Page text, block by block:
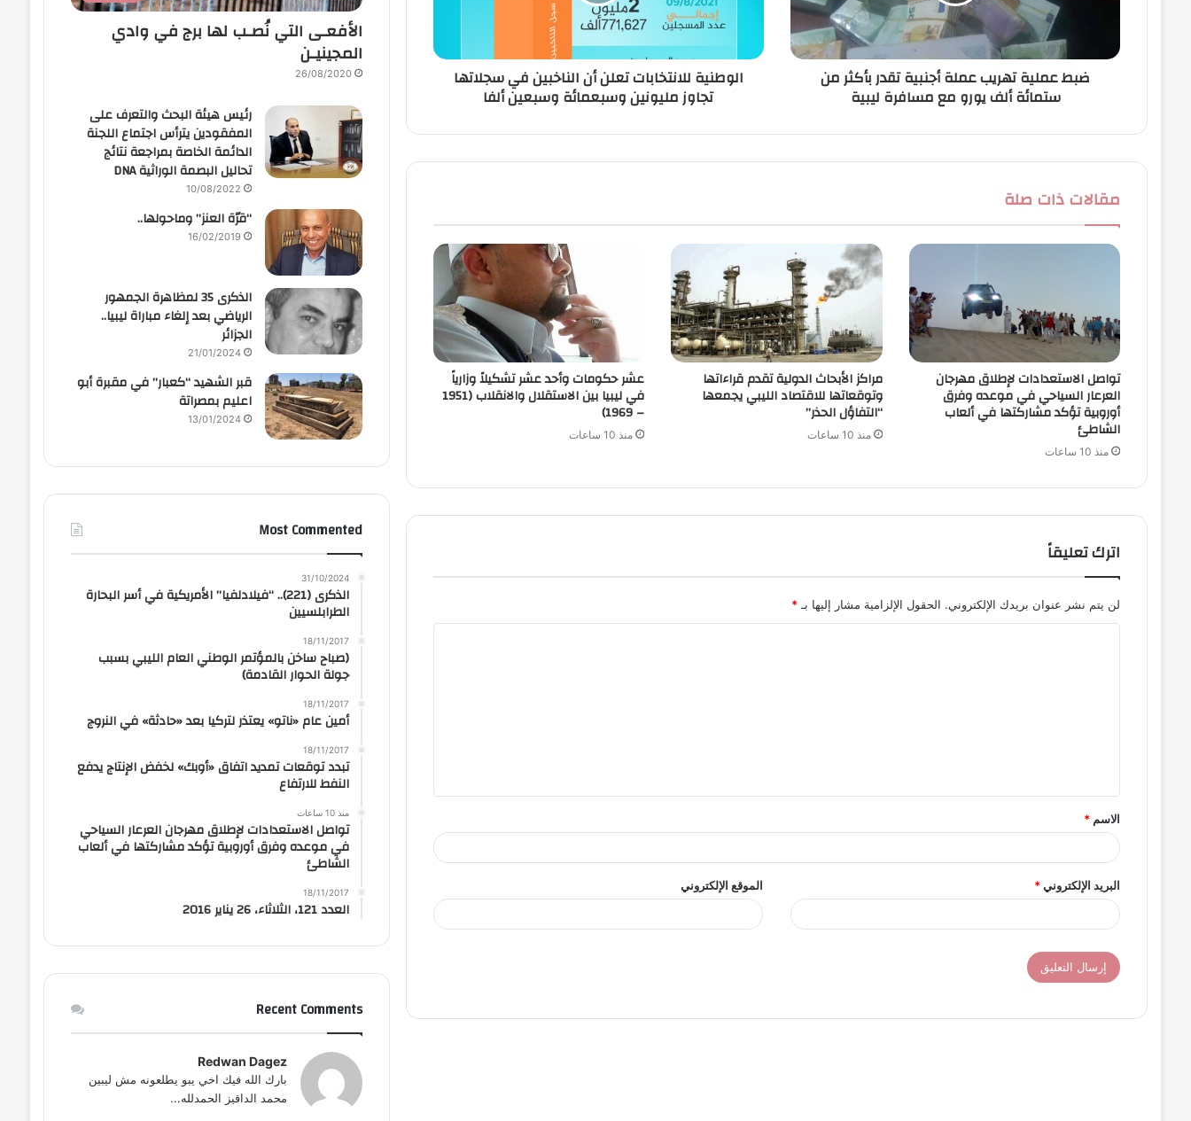
ضبط عملية تهريب عملة أجنبية تقدر بأكثر من
ستمائة ألف يورو مع مسافرة ليبية
الوطنية للانتخابات تعلن أن الناخبين في سجلاتها
تجاوز مليونين وسبعمائة وسبعين ألفا
مقالات ذات صلة
تواصل الاستعدادات لإطلاق مهرجان
العرعار السياحي في موعده وفرق
أوروبية تؤكد مشاركتها في ألعاب
الشاطئ
منذ 10 ساعات
مراكز الأبحاث الدولية تقدم قراءاتها
وتوقعاتها للاقتصاد الليبي يجمعها
“التفاؤل الحذر”
منذ 10 ساعات
عشر حكومات وأحد عشر تشكيلاً وزارياً
في ليبيا بين الاستقلال والانقلاب (1951
– 1969)
منذ 10 ساعات
اترك تعليقاً
لن يتم نشر عنوان بريدك الإلكتروني. الحقول الإلزامية مشار إليها بـ*
ق
*
الاسم *
البريد الإلكتروني* الموقع الإلكتروني
الأفعـى التي نُصـب لها برج في وادي
المجينيـن
26/08/2020
رئيس هيئة البحث والتعرف على
المفقودين يترأس اجتماع اللجنة
الدائمة الخاصة بمراجعة نتائج
تحاليل البصمة الوراثية DNA
10/08/2022
“قرّة العنز” وماحولها..
16/02/2019
الذكرى 35 لمظاهرة الجمهور
الرياضي بعد إلغاء مباراة ليبيا..
الجزائر
21/01/2024
قبر الشهيد “كعبار” في مقبرة أبو
اعليم بمصراتة
13/01/2024
Most Commented
31/10/2024
الذكرى (221).. “فيلادلفيا” الأمريكية في أسر البحارة
الطرابلسيين
18/11/2017
(صباح ساخن بالمؤتمر الوطني العام الليبي بسبب
جولة الحوار القادمة)
18/11/2017
أمين عام «ناتو» يعتذر لتركيا بعد «حادثة» في النروج
18/11/2017
تبدد توقعات تمديد اتفاق «أوبك» لخفض الإنتاج يدفع
النفط للارتفاع
منذ 10 ساعات
تواصل الاستعدادات لإطلاق مهرجان العرعار السياحي
في موعده وفرق أوروبية تؤكد مشاركتها في ألعاب
الشاطئ
18/11/2017
العدد 121، الثلاثاء، 26 يناير 2016
Recent Comments
Redwan Dagez
بارك الله فيك اخي يبو يطلعونه مش ليبين
محمد الداقيز الحمدلله...